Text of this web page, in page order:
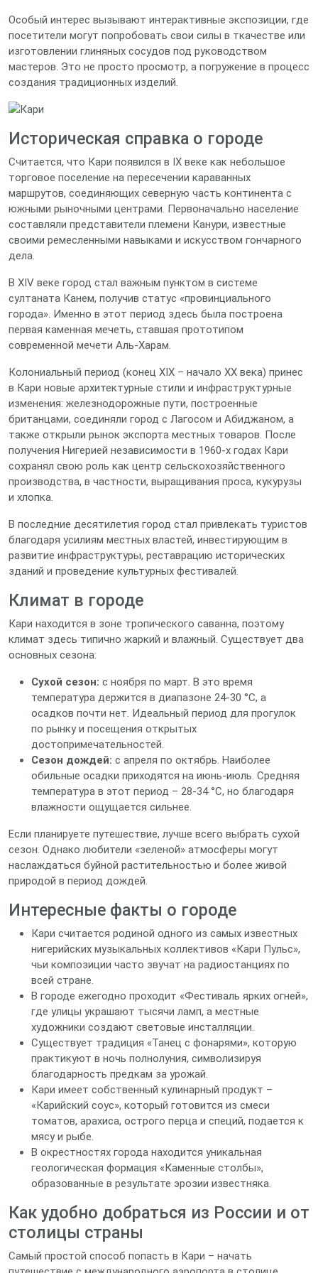
Особый интерес вызывают интерактивные экспозиции, где
посетители могут попробовать свои силы в ткачестве или
изготовлении глиняных сосудов под руководством
мастеров. Это не просто просмотр, а погружение в процесс
создания традиционных изделий.
Историческая справка о городе
Считается, что Кари появился в IX веке как небольшое
торговое поселение на пересечении караванных
маршрутов, соединяющих северную часть континента с
южными рыночными центрами. Первоначально население
составляли представители племени Канури, известные
своими ремесленными навыками и искусством гончарного
дела.
В XIV веке город стал важным пунктом в системе
султаната Канем, получив статус «провинциального
города». Именно в этот период здесь была построена
первая каменная мечеть, ставшая прототипом
современной мечети Аль-Харам.
Колониальный период (конец XIX – начало XX века) принес
в Кари новые архитектурные стили и инфраструктурные
изменения: железнодорожные пути, построенные
британцами, соединяли город с Лагосом и Абиджаном, а
также открыли рынок экспорта местных товаров. После
получения Нигерией независимости в 1960‑х годах Кари
сохранял свою роль как центр сельскохозяйственного
производства, в частности, выращивания проса, кукурузы
и хлопка.
В последние десятилетия город стал привлекать туристов
благодаря усилиям местных властей, инвестирующим в
развитие инфраструктуры, реставрацию исторических
зданий и проведение культурных фестивалей.
Климат в городе
Кари находится в зоне тропического саванна, поэтому
климат здесь типично жаркий и влажный. Существует два
основных сезона:
Сухой сезон: с ноября по март. В это время
температура держится в диапазоне 24‑30 °C, а
осадков почти нет. Идеальный период для прогулок
по рынку и посещения открытых
достопримечательностей.
Сезон дождей: с апреля по октябрь. Наиболее
обильные осадки приходятся на июнь‑июль. Средняя
температура в этот период – 28‑34 °C, но благодаря
влажности ощущается сильнее.
Если планируете путешествие, лучше всего выбрать сухой
сезон. Однако любители «зеленой» атмосферы могут
наслаждаться буйной растительностью и более живой
природой в период дождей.
Интересные факты о городе
Кари считается родиной одного из самых известных
нигерийских музыкальных коллективов «Кари Пульс»,
чьи композиции часто звучат на радиостанциях по
всей стране.
В городе ежегодно проходит «Фестиваль ярких огней»,
где улицы украшают тысячи ламп, а местные
художники создают световые инсталляции.
Существует традиция «Танец с фонарями», которую
практикуют в ночь полнолуния, символизируя
благодарность предкам за урожай.
Кари имеет собственный кулинарный продукт –
«Карийский соус», который готовится из смеси
томатов, арахиса, острого перца и специй, подается к
мясу и рыбе.
В окрестностях города находится уникальная
геологическая формация «Каменные столбы»,
образованные в результате эрозии известняка.
Как удобно добраться из России и от
столицы страны
Самый простой способ попасть в Кари – начать